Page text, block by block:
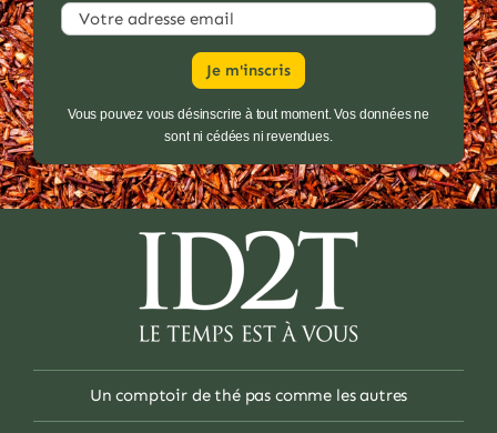
Vous pouvez vous désinscrire à tout moment. Vos données ne
sont ni cédées ni revendues.
Un comptoir de thé pas comme les autres